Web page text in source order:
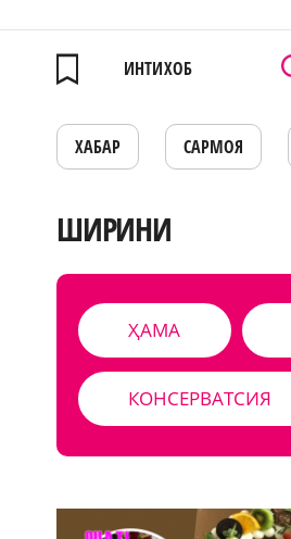
ИНТИХОБ
ХАБАР САРМОЯ
ШИРИНИ
ҲАМА
КОНСЕРВАТСИЯ